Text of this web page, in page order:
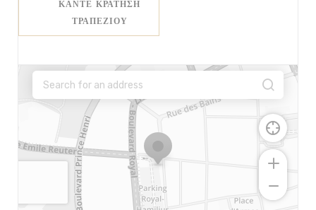
ΚΆΝΤΕ ΚΡΆΤΗΣΗ
ΤΡΑΠΕΖΙΟΎ